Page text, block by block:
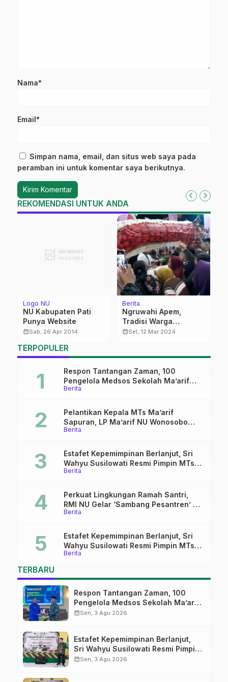
Nama*
Email*
Simpan nama, email, dan situs web saya pada
peramban ini untuk komentar saya berikutnya.
REKOMENDASI UNTUK ANDA
Logo NU
NU Kabupaten Pati
Punya Website
calendar_monthSab, 26 Apr 2014
Berita
Ngruwahi Apem,
Tradisi Warga
Tlogorejo Menjelang
calendar_monthSel, 12 Mar 2024
TERPOPULER
Berita
Respon Tantangan Zaman, 100
Pengelola Medsos Sekolah Ma’arif
Pekalongan Ikuti Pelatihan Literasi
Berita
Pelantikan Kepala MTs Ma’arif
Sapuran, LP Ma’arif NU Wonosobo
Tekankan Lima Amanah
Berita
Estafet Kepemimpinan Berlanjut, Sri
Wahyu Susilowati Resmi Pimpin MTs
Ma’arif Sapuran
Berita
Perkuat Lingkungan Ramah Santri,
RMI NU Gelar ‘Sambang Pesantren’ di
Pati
Berita
Estafet Kepemimpinan Berlanjut, Sri
Wahyu Susilowati Resmi Pimpin MTs
Ma’arif Sapuran
TERBARU
Respon Tantangan Zaman, 100
Pengelola Medsos Sekolah Ma’arif
Pekalongan Ikuti Pelatihan Literasi
calendar_monthSen, 3 Agu 2026
Estafet Kepemimpinan Berlanjut,
Sri Wahyu Susilowati Resmi Pimpin
MTs Ma’arif Sapuran
calendar_monthSen, 3 Agu 2026